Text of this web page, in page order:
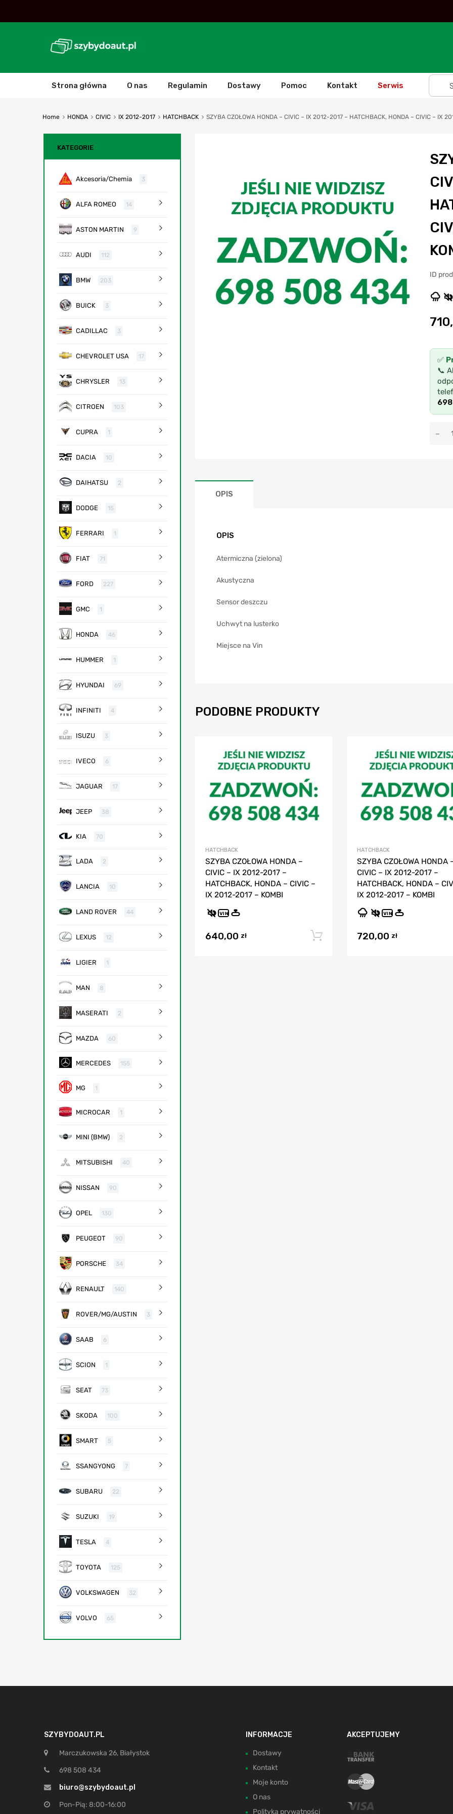
Strona główna O nas Regulamin Dostawy Pomoc Kontakt Serwis
Home HONDA CIVIC IX 2012-2017 HATCHBACK SZYBA CZOŁOWA HONDA – CIVIC – IX 2012-2017 – HATCHBACK, HONDA – CIVIC – IX
ID
✅
📞
OPIS
OPIS
Atermiczna (zielona)
Akustyczna
Sensor deszczu
Uchwyt na lusterko
Miejsce na Vin
PODOBNE PRODUKTY
HATCHBACK
SZYBA CZOŁOWA HONDA –
CIVIC – IX 2012-2017 –
HATCHBACK, HONDA – CIVIC –
IX 2012-2017 – KOMBI
VIN
640,00 zł Dodaj do koszyka
HATCHBACK
SZYBA CZOŁOWA HONDA
CIVIC – IX 2012-2017 –
HATCHBACK, HONDA –
IX 2012-2017 – KOMBI
VIN
720,00 zł
KATEGORIE
Akcesoria/Chemia 3
ALFA ROMEO 14
ASTON MARTIN 9
AUDI 112
BMW 203
BUICK 3
CADILLAC 3
CHEVROLET USA 17
CHRYSLER 13
CITROEN 103
CUPRA 1
DACIA 10
DAIHATSU 2
DODGE 15
FERRARI 1
FIAT 71
FORD 227
GMC 1
HONDA 46
HUMMER 1
HYUNDAI 69
INFINITI 4
ISUZU 3
IVECO 6
JAGUAR 17
JEEP 38
KIA 70
LADA 2
LANCIA 10
LAND ROVER 44
LEXUS 12
LIGIER 1
MAN 8
MASERATI 2
MAZDA 60
MERCEDES 155
MG 1
MICROCAR 1
MINI (BMW) 2
MITSUBISHI 40
NISSAN 90
OPEL 130
PEUGEOT 90
PORSCHE 34
RENAULT 140
ROVER/MG/AUSTIN 3
SAAB 6
SCION 1
SEAT 73
SKODA 100
SMART 5
SSANGYONG 7
SUBARU 22
SUZUKI 19
TESLA 4
TOYOTA 125
VOLKSWAGEN 32
VOLVO 65
SZYBYDOAUT.PL
Marczukowska 26, Białystok
698 508 434
biuro@szybydoaut.pl
Pon-Pią: 8:00-16:00
INFORMACJE
Dostawy
Kontakt
Moje konto
O nas
Polityka prywatności
AKCEPTUJEMY